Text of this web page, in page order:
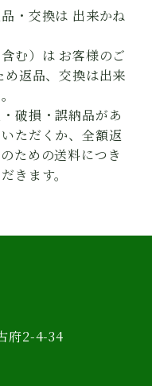
・交換は 出来かね
む）は お客様のご
返品、交換は出来
破損・誤納品があ
ただくか、全額返
ための送料につき
きます。
府2-4-34